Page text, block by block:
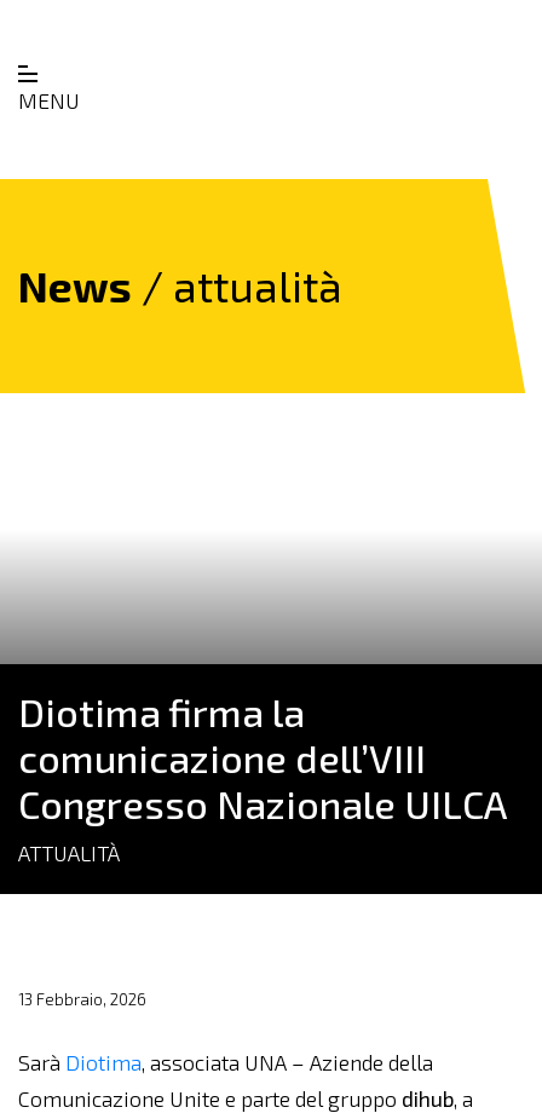
MENU
News / attualità
Diotima firma la
comunicazione dell’VIII
Congresso Nazionale UILCA
ATTUALITÀ
13 Febbraio, 2026
Sarà Diotima, associata UNA – Aziende della
Comunicazione Unite e parte del gruppo dihub, a